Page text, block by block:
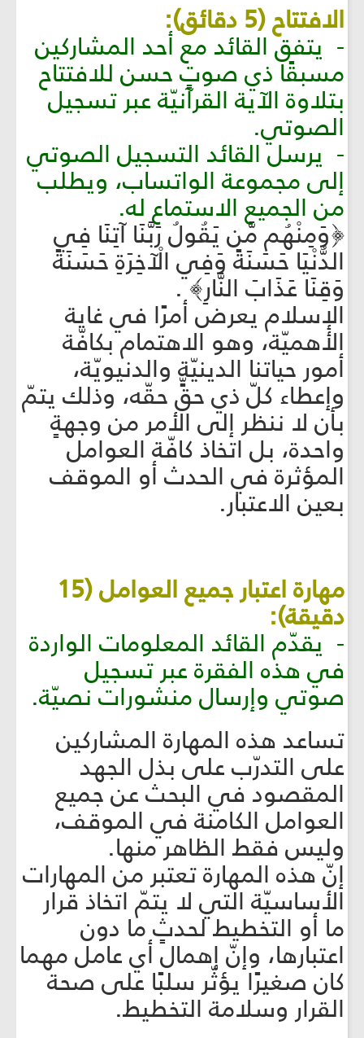
الافتتاح (5 دقائق):
- يتفق القائد مع أحد المشاركين
مسبقًا ذي صوتٍ حسن للافتتاح
بتلاوة الآية القرآنيّة عبر تسجيل
الصوتي.
- يرسل القائد التسجيل الصوتي
إلى مجموعة الواتساب، ويطلب
من الجميع الاستماع له.
﴿وَمِنْهُم مَّن يَقُولُ رَبَّنَا آتِنَا فِي
الدُّنْيَا حَسَنَةً وَفِي الْآخِرَةِ حَسَنَةً
وَقِنَا عَذَابَ النَّارِ﴾ .
الإسلام يعرض أمرًا في غاية
الأهميّة، وهو الاهتمام بكافّة
أمور حياتنا الدينيّة والدنيويّة،
وإعطاء كلّ ذي حقٍّ حقّه، وذلك يتمّ
بأن لا ننظر إلى الأمر من وجهةٍ
واحدة، بل اتخاذ كافّة العوامل
المؤثرة في الحدث أو الموقف
بعين الاعتبار.
مهارة اعتبار جميع العوامل (15
دقيقة):
- يقدّم القائد المعلومات الواردة
في هذه الفقرة عبر تسجيل
صوتي وإرسال منشورات نصيّة.
تساعد هذه المهارة المشاركين
على التدرّب على بذل الجهد
المقصود في البحث عن جميع
العوامل الكامنة في الموقف،
وليس فقط الظاهر منها.
إنّ هذه المهارة تعتبر من المهارات
الأساسيّة التي لا يتمّ اتخاذ قرار
ما أو التخطيط لحدثٍ ما دون
اعتبارها، وإنّ إهمال أي عامل مهما
كان صغيرًا يؤثّر سلبًا على صحة
القرار وسلامة التخطيط.